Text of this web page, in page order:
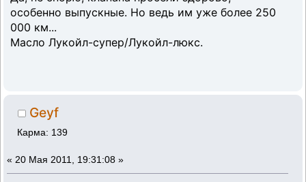
особенно выпускные. Но ведь им уже более 250
000 км...
Масло Лукойл-супер/Лукойл-люкс.
Geyf
Карма: 139
« 20 Мая 2011, 19:31:08 »